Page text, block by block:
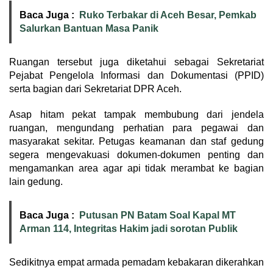
Baca Juga :
Ruko Terbakar di Aceh Besar, Pemkab
Salurkan Bantuan Masa Panik
Ruangan tersebut juga diketahui sebagai Sekretariat
Pejabat Pengelola Informasi dan Dokumentasi (PPID)
serta bagian dari Sekretariat DPR Aceh.
Asap hitam pekat tampak membubung dari jendela
ruangan, mengundang perhatian para pegawai dan
masyarakat sekitar. Petugas keamanan dan staf gedung
segera mengevakuasi dokumen-dokumen penting dan
mengamankan area agar api tidak merambat ke bagian
lain gedung.
Baca Juga :
Putusan PN Batam Soal Kapal MT
Arman 114, Integritas Hakim jadi sorotan Publik
Sedikitnya empat armada pemadam kebakaran dikerahkan